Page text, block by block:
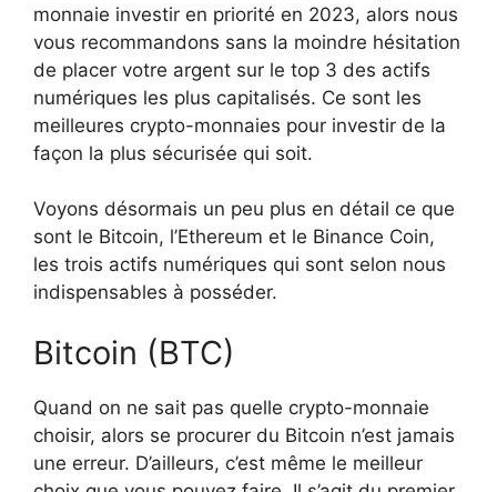
monnaie investir en priorité en 2023, alors nous
vous recommandons sans la moindre hésitation
de placer votre argent sur le top 3 des actifs
numériques les plus capitalisés. Ce sont les
meilleures crypto-monnaies pour investir de la
façon la plus sécurisée qui soit.
Voyons désormais un peu plus en détail ce que
sont le Bitcoin, l’Ethereum et le Binance Coin,
les trois actifs numériques qui sont selon nous
indispensables à posséder.
Bitcoin (BTC)
Quand on ne sait pas quelle crypto-monnaie
choisir, alors se procurer du Bitcoin n’est jamais
une erreur. D’ailleurs, c’est même le meilleur